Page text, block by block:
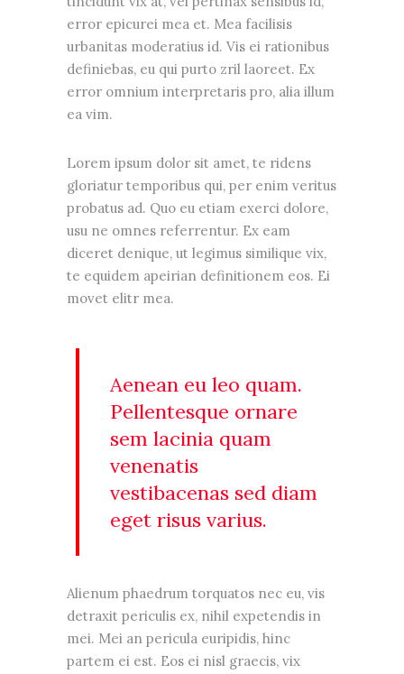
error epicurei mea et. Mea facilisis
urbanitas moderatius id. Vis ei rationibus
definiebas, eu qui purto zril laoreet. Ex
error omnium interpretaris pro, alia illum
ea vim.
Lorem ipsum dolor sit amet, te ridens
gloriatur temporibus qui, per enim veritus
probatus ad. Quo eu etiam exerci dolore,
usu ne omnes referrentur. Ex eam
diceret denique, ut legimus similique vix,
te equidem apeirian definitionem eos. Ei
movet elitr mea.
Aenean eu leo quam.
Pellentesque ornare
sem lacinia quam
venenatis
vestibacenas sed diam
eget risus varius.
Alienum phaedrum torquatos nec eu, vis
detraxit periculis ex, nihil expetendis in
mei. Mei an pericula euripidis, hinc
partem ei est. Eos ei nisl graecis, vix